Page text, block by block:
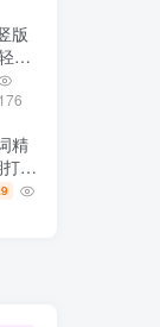
版
松
176
精
上